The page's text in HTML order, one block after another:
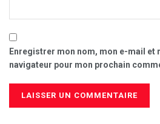
Enregistrer mon nom, mon e-mail et
navigateur pour mon prochain